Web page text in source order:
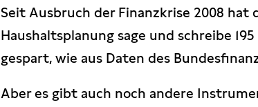
Seit Ausbruch der Finanzkrise 2008 hat
Haushaltsplanung sage und schreibe
gespart, wie aus Daten des
Aber es gibt auch noch andere